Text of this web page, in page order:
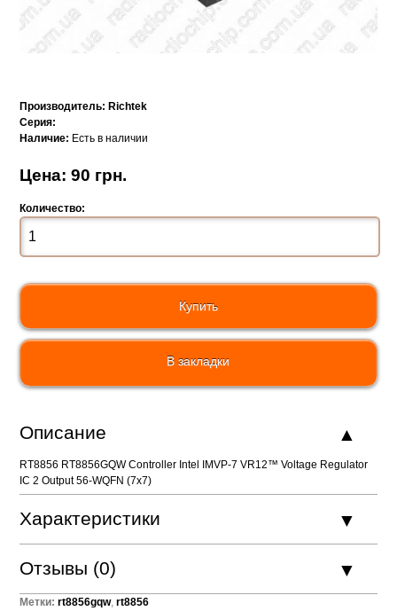
Производитель: Richtek
Серия:
Наличие: Есть в наличии
Цена: 90 грн.
Количество:
В закладки
Описание
RT8856 RT8856GQW Controller Intel IMVP-7 VR12™ Voltage Regulator
IC 2 Output 56-WQFN (7x7)
Характеристики
Отзывы (0)
Метки: rt8856gqw,rt8856